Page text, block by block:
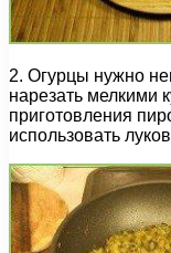
2. Огурцы нужно
нарезать мелкими
приготовления
использовать